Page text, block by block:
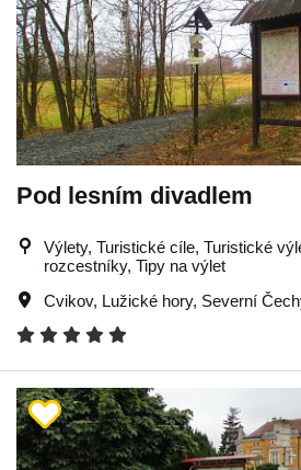
Pod lesním divadlem
Výlety, Turistické cíle, Turistické
rozcestníky, Tipy na výlet
Cvikov, Lužické hory, Severní